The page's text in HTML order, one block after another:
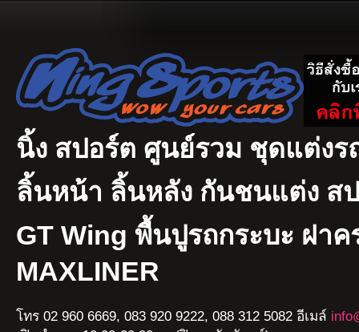
นิ้ง สปอร์ต ศูนย์รวม ชุดแต่งร
ลิ้นหน้า ลิ้นหลัง กันชนแต่ง สป
GT Wing พื้นปูรถกระบะ ฝาค
MAXLINER
โทร 02 960 6669, 083 920 9222, 088 312 5082 อีเมล์